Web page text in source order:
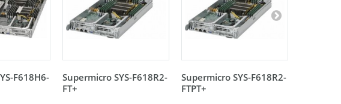
F618H6-
Supermicro SYS-F618R2-
FT+
Supermicro SYS-F618R2-
FTPT+